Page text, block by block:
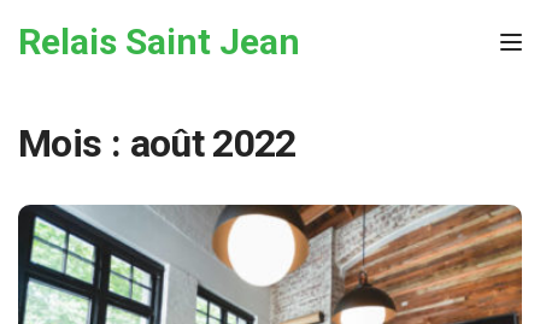
Relais Saint Jean
Mois : août 2022